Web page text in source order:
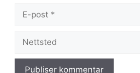
post